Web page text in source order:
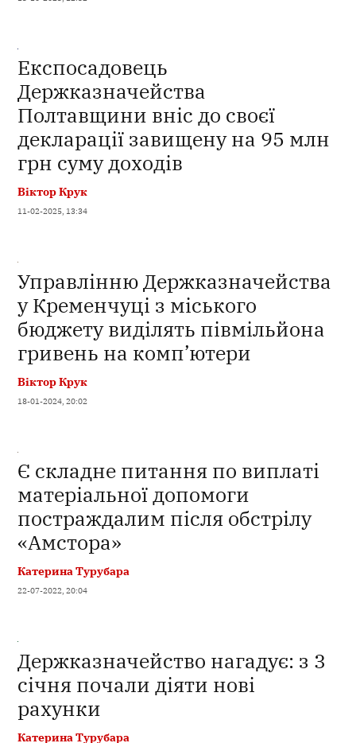
Експосадовець
Держказначейства
Полтавщини вніс до своєї
декларації завищену на 95 млн
грн суму доходів
Віктор Крук
11-02-2025, 13:34
Управлінню Держказначейства
у Кременчуці з міського
бюджету виділять півмільйона
гривень на комп’ютери
Віктор Крук
18-01-2024, 20:02
Є складне питання по виплаті
матеріальної допомоги
постраждалим після обстрілу
«Амстора»
Катерина Турубара
22-07-2022, 20:04
Держказначейство нагадує: з 3
січня почали діяти нові
рахунки
Катерина Турубара